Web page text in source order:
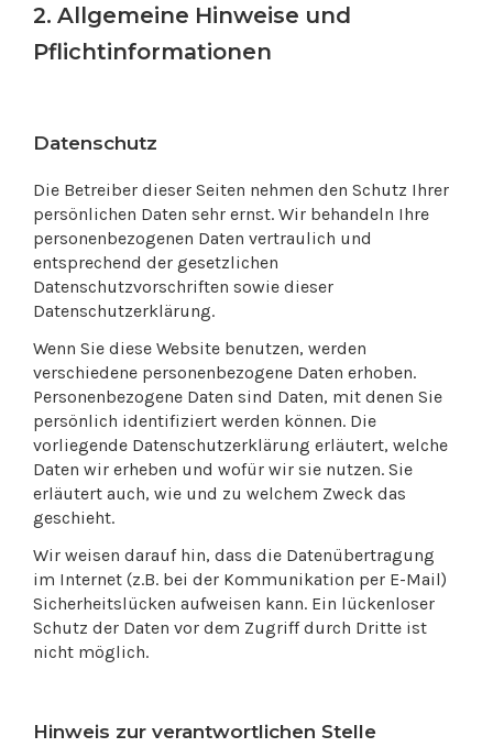
2. Allgemeine Hinweise und
Pflichtinformationen
Datenschutz
Die Betreiber dieser Seiten nehmen den Schutz Ihrer
persönlichen Daten sehr ernst. Wir behandeln Ihre
personenbezogenen Daten vertraulich und
entsprechend der gesetzlichen
Datenschutzvorschriften sowie dieser
Datenschutzerklärung.
Wenn Sie diese Website benutzen, werden
verschiedene personenbezogene Daten erhoben.
Personenbezogene Daten sind Daten, mit denen Sie
persönlich identifiziert werden können. Die
vorliegende Datenschutzerklärung erläutert, welche
Daten wir erheben und wofür wir sie nutzen. Sie
erläutert auch, wie und zu welchem Zweck das
geschieht.
Wir weisen darauf hin, dass die Datenübertragung
im Internet (z.B. bei der Kommunikation per E-Mail)
Sicherheitslücken aufweisen kann. Ein lückenloser
Schutz der Daten vor dem Zugriff durch Dritte ist
nicht möglich.
Hinweis zur verantwortlichen Stelle